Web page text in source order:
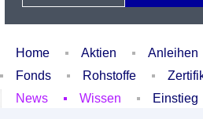
Home Aktien Anleihen
Fonds
Rohstoffe
News
Wissen Einstieg